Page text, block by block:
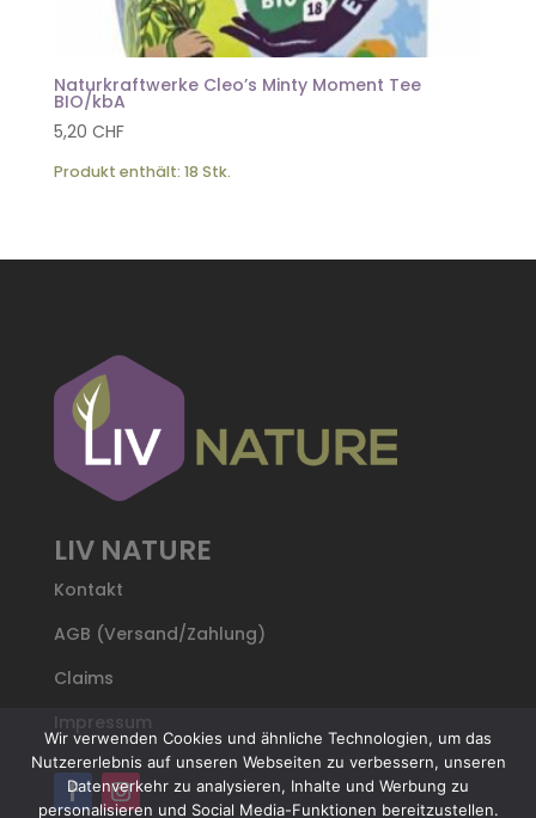
Naturkraftwerke Cleo’s Minty Moment Tee
BIO/kbA
5,20 CHF
Produkt enthält: 18 Stk.
LIV NATURE
Kontakt
AGB (Versand/Zahlung)
Claims
Impressum
Wir verwenden Cookies und ähnliche Technologien, um das
Nutzererlebnis auf unseren Webseiten zu verbessern, unseren
Datenverkehr zu analysieren, Inhalte und Werbung zu
personalisieren und Social Media-Funktionen bereitzustellen.